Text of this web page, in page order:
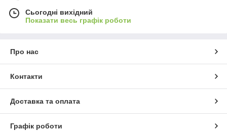
Сьогодні вихідний
Показати весь графік роботи
Про нас
Контакти
Доставка та оплата
Графік роботи